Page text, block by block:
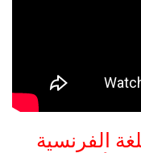
الفرنسية